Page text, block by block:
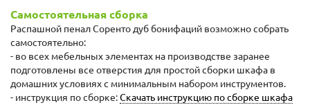
Самостоятельная сборка
Распашной пенал Соренто дуб бонифаций возможно собрать
самостоятельно:
- во всех мебельных элементах на производстве заранее
подготовлены все отверстия для простой сборки шкафа в
домашних условиях с минимальным набором инструментов.
- инструкция по сборке:Скачать инструкцию по сборке шкафа